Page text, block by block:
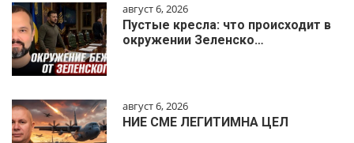
август 6, 2026
Пустые кресла: что происходит в
окружении Зеленско…
август 6, 2026
НИЕ СМЕ ЛЕГИТИМНА ЦЕЛ